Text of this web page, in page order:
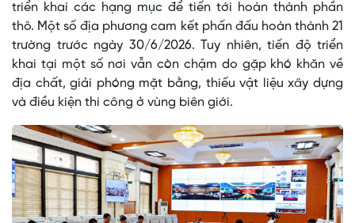
triển khai các hạng mục để tiến tới hoàn thành phần
thô. Một số địa phương cam kết phấn đấu hoàn thành 21
trường trước ngày 30/6/2026. Tuy nhiên, tiến độ triển
khai tại một số nơi vẫn còn chậm do gặp khó khăn về
địa chất, giải phóng mặt bằng, thiếu vật liệu xây dựng
và điều kiện thi công ở vùng biên giới.